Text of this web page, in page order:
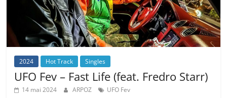
2024 Hot Track Singles
UFO Fev – Fast Life (feat. Fredro Starr)
14 mai 2024 ARPOZ UFO Fev